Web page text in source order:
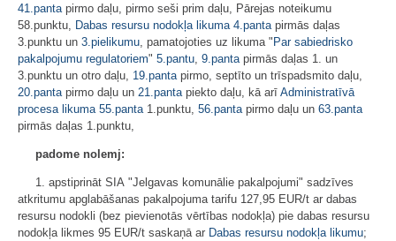
41.pantapirmo daļu, pirmo seši prim daļu, Pārejas noteikumu
58.punktu, Dabas resursu nodokļa likuma 4.pantapirmās daļas
3.punktu un 3.pielikumu, pamatojoties uz likuma " Par sabiedrisko
pakalpojumu regulatoriem" 5.pantu, 9.pantapirmās daļas 1. un
3.punktu un otro daļu, 19.pantapirmo, septīto un trīspadsmito daļu,
20.pantapirmo daļu un 21.pantapiekto daļu, kā arī Administratīvā
procesa likuma 55.panta1.punktu, 56.pantapirmo daļu un 63.panta
pirmās daļas 1.punktu,
padome nolemj:
1. apstiprināt SIA "Jelgavas komunālie pakalpojumi" sadzīves
atkritumu apglabāšanas pakalpojuma tarifu 127,95 EUR/t ar dabas
resursu nodokli (bez pievienotās vērtības nodokļa) pie dabas resursu
nodokļa likmes 95 EUR/t saskaņā ar Dabas resursu nodokļa likumu;